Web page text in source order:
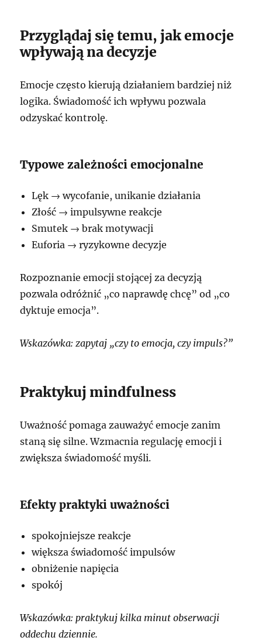
Przyglądaj się temu, jak emocje
wpływają na decyzje
Emocje często kierują działaniem bardziej niż
logika. Świadomość ich wpływu pozwala
odzyskać kontrolę.
Typowe zależności emocjonalne
Lęk → wycofanie, unikanie działania
Złość → impulsywne reakcje
Smutek → brak motywacji
Euforia → ryzykowne decyzje
Rozpoznanie emocji stojącej za decyzją
pozwala odróżnić „co naprawdę chcę” od „co
dyktuje emocja”.
Wskazówka: zapytaj „czy to emocja, czy impuls?”
Praktykuj mindfulness
Uważność pomaga zauważyć emocje zanim
staną się silne. Wzmacnia regulację emocji i
zwiększa świadomość myśli.
Efekty praktyki uważności
spokojniejsze reakcje
większa świadomość impulsów
obniżenie napięcia
spokój
Wskazówka: praktykuj kilka minut obserwacji
oddechu dziennie.